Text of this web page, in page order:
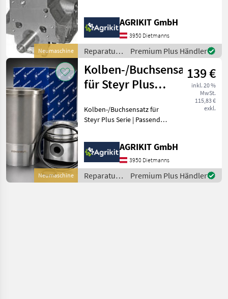
Neumaschine
Landini sowie weitere
Modelle. Hochwertiger
Perkins Short Motor –
Fachgerecht
AGRIKIT GmbH
3950 Dietmanns
Reparatur
und
Ersatzteile
/ Lindner
Premium Plus Händler
Neumaschine
Kolben-/Buchsensatz
für Steyr Plus
139 €
inkl. 20 %
MwSt.
115,83 €
exkl.
Kolben-/Buchsensatz für
Steyr Plus Serie | Passend
& 768 Hochwertiger
Kolben-/Buchsensatz für
Steyr Plus Tra
AGRIKIT GmbH
3950 Dietmanns
Reparatur
und
Premium Plus Händler